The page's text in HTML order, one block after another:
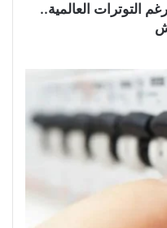
التوترات العالمية..